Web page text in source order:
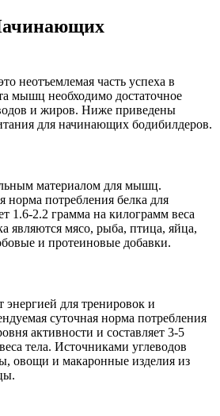
неотъемлемая часть успеха в
мышц необходимо достаточное
и жиров. Ниже приведены
для начинающих бодибилдеров.
материалом для мышц.
норма потребления белка для
1.6-2.2 грамма на килограмм веса
являются мясо, рыба, птица, яйца,
и протеиновые добавки.
для тренировок и
суточная норма потребления
активности и составляет 3-5
тела. Источниками углеводов
овощи и макаронные изделия из